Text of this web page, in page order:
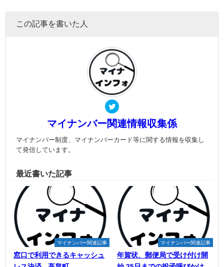
この記事を書いた人
マイナンバー関連情報収集係
マイナンバー制度、マイナンバーカード等に関する情報を収集し
て発信しています。
最近書いた記事
マイナンバー関連記事
窓口で利用できるキャッシュ
マイナンバー関連記事
年賀状、郵便局で受け付け開